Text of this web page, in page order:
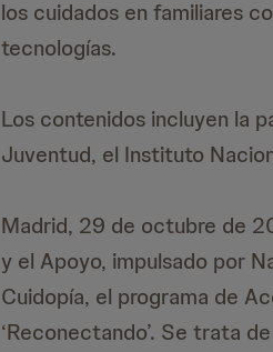
los cuidados en familiares
tecnologías.
Los contenidos incluyen la
Juventud, el Instituto
Madrid, 29 de octubre de
y el Apoyo, impulsado por
Cuidopía, el programa de
‘Reconectando’. Se trata